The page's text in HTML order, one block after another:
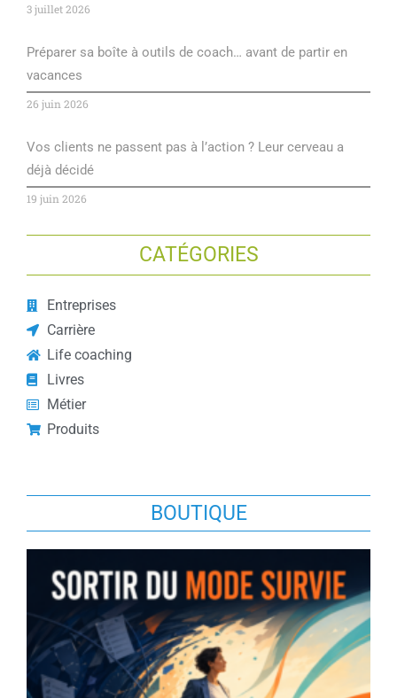
3 juillet 2026
Préparer sa boîte à outils de coach… avant de partir en
vacances
26 juin 2026
Vos clients ne passent pas à l’action ? Leur cerveau a
déjà décidé
19 juin 2026
CATÉGORIES
Entreprises
Carrière
Life coaching
Livres
Métier
Produits
BOUTIQUE